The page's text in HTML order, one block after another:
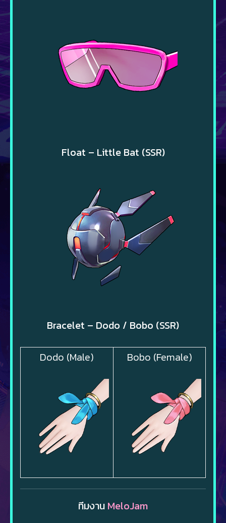
Float – Little Bat (SSR)
Bracelet – Dodo / Bobo (SSR)
Dodo (Male) Bobo (Female)
ทีมงาน MeloJam